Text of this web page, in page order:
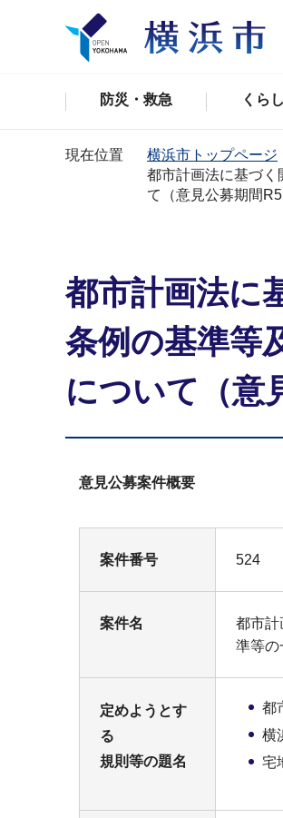
防災・救急 くら
現在位置 横浜市トップページ
都市計画法に基づく
て（意見公募期間
都市計画法に
条例の基準等
について（意
意見公募案件概要
案件番号 524
案件名
都市計
準等の
定めようとす
る
規則等の題名
都
横
宅